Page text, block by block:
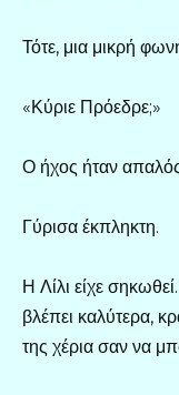
Τότε, μια μικρή
«Κύριε Πρόεδρε;»
Ο ήχος ήταν
Γύρισα έκπληκτη.
Η Λίλι είχε
βλέπει καλύτερα,
της χέρια σαν να